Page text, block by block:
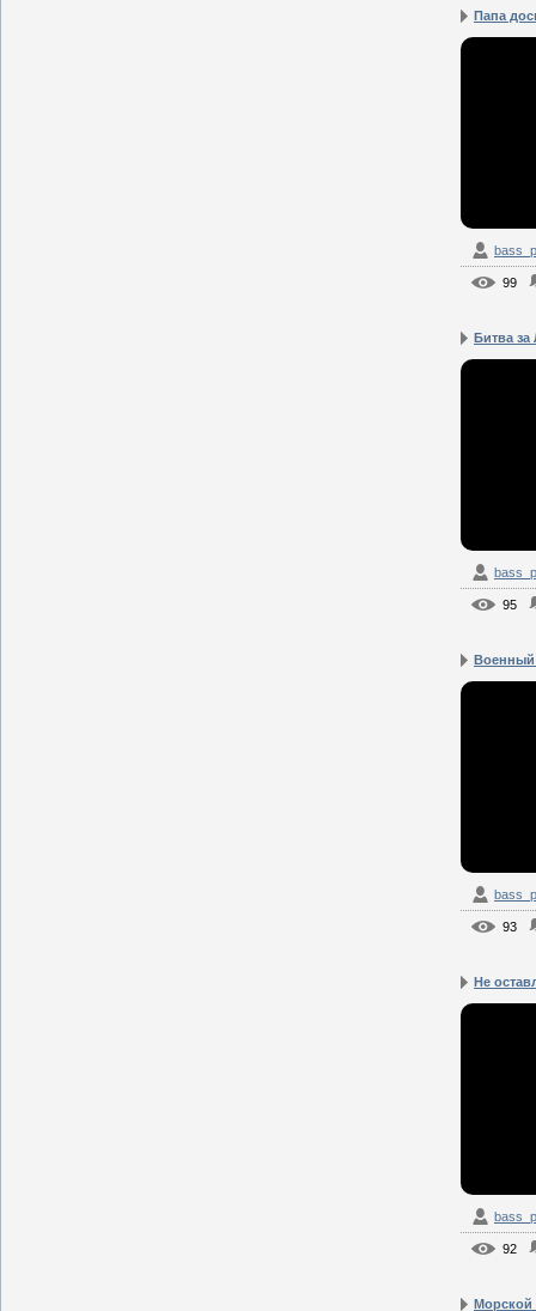
Папа
99
Битва
95
93
Не
92
Морской